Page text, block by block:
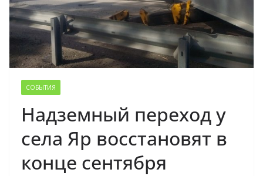
СОБЫТИЯ
Надземный переход у
села Яр восстановят в
конце сентября